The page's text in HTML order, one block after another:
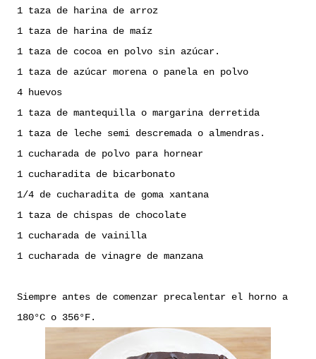
1 taza de harina de arroz
1 taza de harina de maíz
1 taza de cocoa en polvo sin azúcar.
1 taza de azúcar morena o panela en polvo
4 huevos
1 taza de mantequilla o margarina derretida
1 taza de leche semi descremada o almendras.
1 cucharada de polvo para hornear
1 cucharadita de bicarbonato
1/4 de cucharadita de goma xantana
1 taza de chispas de chocolate
1 cucharada de vainilla
1 cucharada de vinagre de manzana
Siempre antes de comenzar precalentar el horno a
180°C o 356°F.